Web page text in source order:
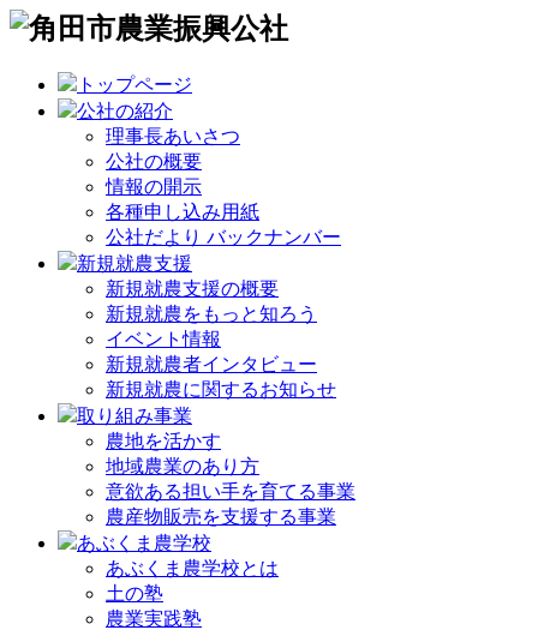
トップページ
公社の紹介
理事長あいさつ
公社の概要
情報の開示
各種申し込み用紙
公社だより バックナンバー
新規就農支援
新規就農支援の概要
新規就農をもっと知ろう
イベント情報
新規就農者インタビュー
新規就農に関するお知らせ
取り組み事業
農地を活かす
地域農業のあり方
意欲ある担い手を育てる事業
農産物販売を支援する事業
あぶくま農学校
あぶくま農学校とは
土の塾
農業実践塾